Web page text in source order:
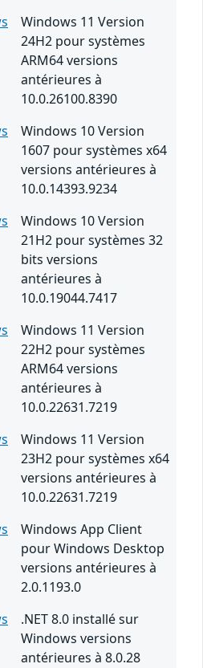
Windows 11 Version
24H2 pour systèmes
ARM64 versions
antérieures à
10.0.26100.8390
Windows 10 Version
1607 pour systèmes x64
versions antérieures à
10.0.14393.9234
Windows 10 Version
21H2 pour systèmes 32
bits versions
antérieures à
10.0.19044.7417
Windows 11 Version
22H2 pour systèmes
ARM64 versions
antérieures à
10.0.22631.7219
Windows 11 Version
23H2 pour systèmes x64
versions antérieures à
10.0.22631.7219
Windows App Client
pour Windows Desktop
versions antérieures à
2.0.1193.0
.NET 8.0 installé sur
Windows versions
antérieures à 8.0.28